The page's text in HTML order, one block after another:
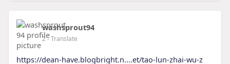
washsprout94
2- Translate
https://dean-have.blogbright.n....et/tao-lun-zhai-wu-z